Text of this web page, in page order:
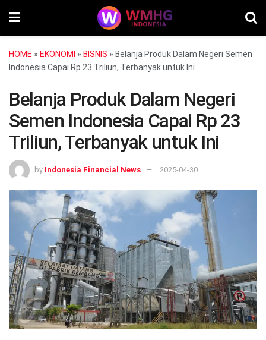
HOME » EKONOMI » BISNIS » Belanja Produk Dalam Negeri Semen
Indonesia Capai Rp 23 Triliun, Terbanyak untuk Ini
Belanja Produk Dalam Negeri
Semen Indonesia Capai Rp 23
Triliun, Terbanyak untuk Ini
by Indonesia Financial News 2025-04-30